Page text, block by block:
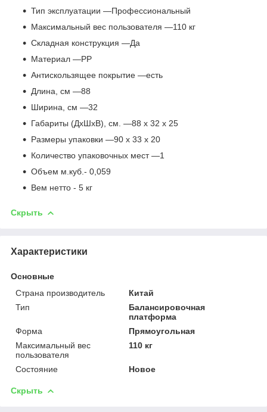
Тип эксплуатации —Профессиональный
Максимальный вес пользователя —110 кг
Складная конструкция —Да
Материал —PP
Антискользящее покрытие —есть
Длина, см —88
Ширина, см —32
Габариты (ДхШхВ), см. —88 х 32 х 25
Размеры упаковки —90 х 33 х 20
Количество упаковочных мест —1
Объем м.куб.- 0,059
Вем нетто - 5 кг
Скрыть
Характеристики
Основные
Страна производитель
Китай
Тип
Балансировочная
платформа
Форма
Прямоугольная
Максимальный вес
пользователя
110 кг
Состояние Новое
Скрыть